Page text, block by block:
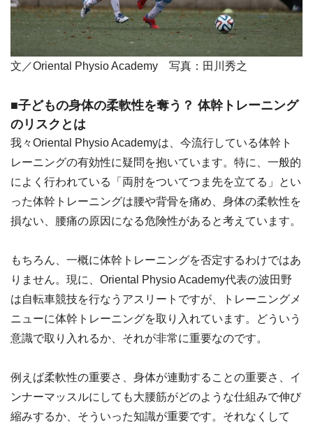
文／Oriental Physio Academy 写真：田川秀之
■子どもの身体の柔軟性を奪う？ 体幹トレーニング
のリスクとは
我々Oriental Physio Academyは、今流行している体幹ト
レーニングの有効性に疑問を抱いています。特に、一般的
によく行われている「両肘をついてつま先を立てる」とい
った体幹トレーニングは腰や背骨を痛め、身体の柔軟性を
損ない、腰痛の原因になる危険性があると考えています。
もちろん、一概に体幹トレーニングを否定するわけではあ
りません。現に、Oriental Physio Academy代表の波田野
は自転車競技を行なうアスリートですが、トレーニングメ
ニューに体幹トレーニングを取り入れています。どういう
意識で取り入れるか、それが非常に重要なのです。
例えば柔軟性の重要さ、身体が連動することの重要さ、イ
ンナーマッスルにしても大腰筋がどのような仕組みで伸び
縮みするか、そういった知識が重要です。それなくして